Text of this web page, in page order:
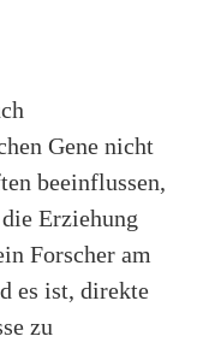
Gene nicht
beeinflussen,
Erziehung
Forscher am
es ist, direkte
zu